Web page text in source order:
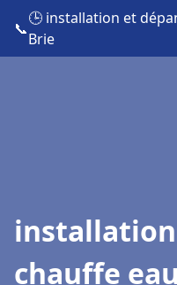
📞
🕒 installation et
Brie
chauffe